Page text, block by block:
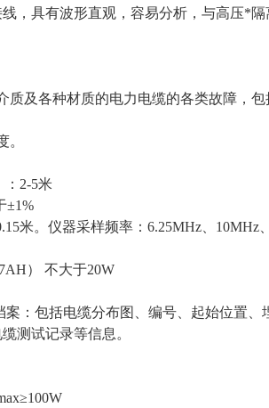
，具有波形直观，容易分析，与高压*
质及各种材质的电力电缆的各类故障，
。
2-5米
±1%
米。仪器采样频率：6.25MHz、10MHz
） 不大于20W
：包括电缆分布图、编号、起始位置
测试记录等信息。